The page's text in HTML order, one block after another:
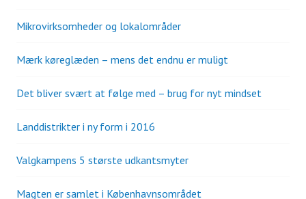
Mikrovirksomheder og lokalområder
Mærk køreglæden – mens det endnu er muligt
Det bliver svært at følge med – brug for nyt mindset
Landdistrikter i ny form i 2016
Valgkampens 5 største udkantsmyter
Magten er samlet i Københavnsområdet